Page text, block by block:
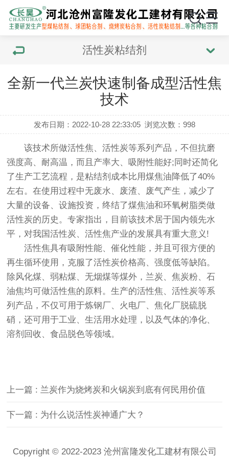
活性炭粘结剂
全新一代兰炭快速制备成型活性焦
技术
发布日期：2022-10-28 22:33:05 浏览次数：998
该技术所做活性焦、活性炭等系列产品，不但抗磨
强度高、耐高温，而且产率大、吸附性能好;同时还简化
了生产工艺流程，是粘结剂成本比用煤焦油降低了40%
左右。在使用过程中无废水、废渣、废气产生，减少了
大量的设备、设施投资，终结了煤焦油和环氧树脂类做
活性炭的历史。专家指出，目前该技术居于国内领先水
平，对我国活性炭、活性焦产业的发展具有重大意义!
活性焦具有吸附性能、催化性能，并且可很方便的
再生循环使用，克服了活性炭价格高、强度低等缺陷。
除风化煤、弱粘煤、无烟煤等煤外，兰炭、焦炭粉、石
油焦均可做活性焦的原料。生产的活性焦、活性炭等系
列产品，不仅可用于炼钢厂、火电厂、焦化厂脱硫脱
硝，还可用于工业、生活用水处理，以及气体的净化、
溶剂回收、食品脱色等领域。
上一篇 : 兰炭作为烧烤炭和火锅炭到底有何民用价值
下一篇 : 为什么说活性炭神通广大？
Copyright © 2022-2023 沧州富隆发化工建材有限公司